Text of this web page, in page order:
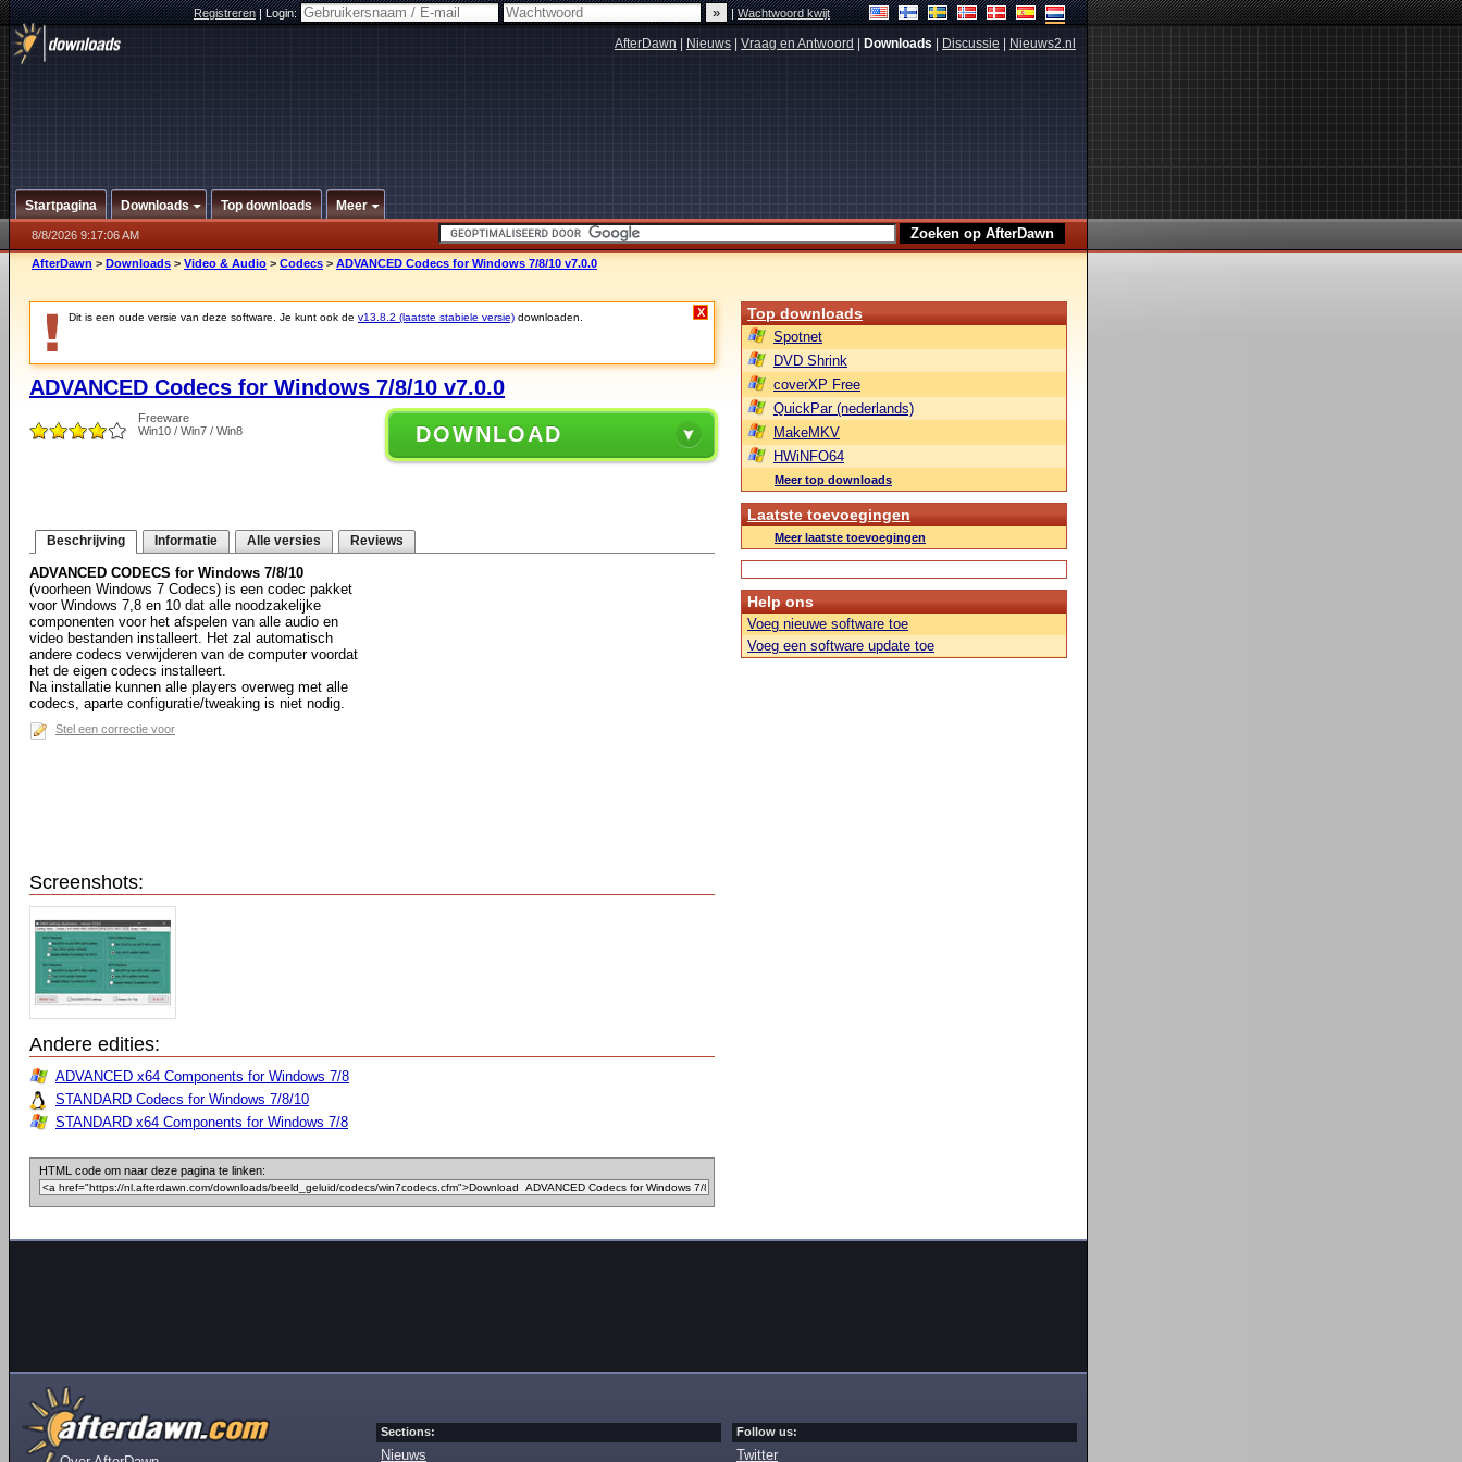
Registreren|Login: |Wachtwoord kwijt
AfterDawn Nieuws Vraag en Antwoord Downloads Discussie Nieuws2.nl
Startpagina Downloads Top downloads Meer
8/8/2026 9:17:06 AM
AfterDawn > Downloads > Video & Audio > Codecs > ADVANCED Codecs for Windows 7/8/10 v7.0.0
Dit is een oude versie van deze software. Je kunt ook de v13.8.2 (laatste stabiele versie) downloaden. X
ADVANCED Codecs for Windows 7/8/10 v7.0.0
Freeware
Win10 / Win7 / Win8
DOWNLOAD
Beschrijving Informatie Alle versies Reviews
ADVANCED CODECS for Windows 7/8/10
(voorheen Windows 7 Codecs) is een codec pakket
voor Windows 7,8 en 10 dat alle noodzakelijke
componenten voor het afspelen van alle audio en
video bestanden installeert. Het zal automatisch
andere codecs verwijderen van de computer voordat
het de eigen codecs installeert.
Na installatie kunnen alle players overweg met alle
codecs, aparte configuratie/tweaking is niet nodig.
Stel een correctie voor
Screenshots:
Andere edities:
ADVANCED x64 Components for Windows 7/8
STANDARD Codecs for Windows 7/8/10
STANDARD x64 Components for Windows 7/8
HTML code om naar deze pagina te linken:
Top downloads
Spotnet
DVD Shrink
coverXP Free
QuickPar (nederlands)
MakeMKV
HWiNFO64
Meer top downloads
Laatste toevoegingen
Meer laatste toevoegingen
Help ons
Voeg nieuwe software toe
Voeg een software update toe
Sections:
Nieuws
Follow us:
Twitter